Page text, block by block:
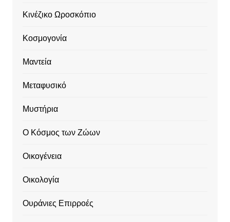
Κινέζικο Ωροσκόπιο
Κοσμογονία
Μαντεία
Μεταφυσικό
Μυστήρια
Ο Κόσμος των Ζώων
Οικογένεια
Οικολογία
Ουράνιες Επιρροές